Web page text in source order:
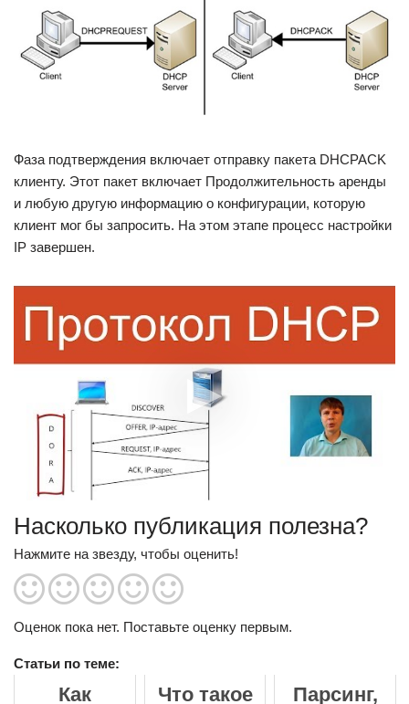
Фаза подтверждения включает отправку пакета DHCPACK
клиенту. Этот пакет включает Продолжительность аренды
и любую другую информацию о конфигурации, которую
клиент мог бы запросить. На этом этапе процесс настройки
IP завершен.
Насколько публикация полезна?
Нажмите на звезду, чтобы оценить!
Оценок пока нет. Поставьте оценку первым.
Статьи по теме:
Как Что такое Парсинг,